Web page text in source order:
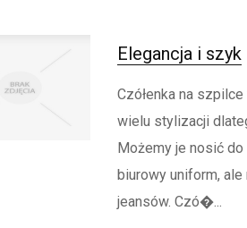
Elegancja i szyk
Czółenka na
wielu stylizacji
Możemy je nosić do
biurowy uniform,
jeansów. Czó�...